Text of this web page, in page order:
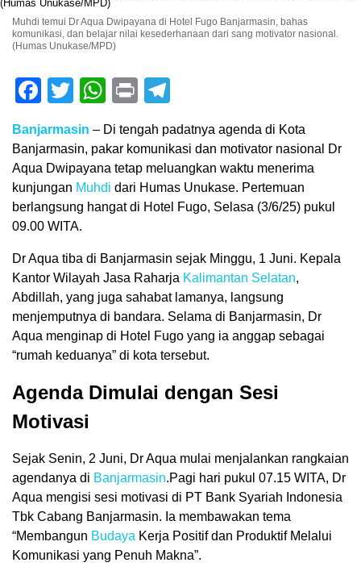
Muhdi temui Dr Aqua Dwipayana di Hotel Fugo Banjarmasin, bahas
komunikasi, dan belajar nilai kesederhanaan dari sang motivator nasional.
(Humas Unukase/MPD)
Facebook
TwitterWhatsApp
Print
Banjarmasin – Di tengah padatnya agenda di Kota
Banjarmasin, pakar komunikasi dan motivator nasional Dr
Aqua Dwipayana tetap meluangkan waktu menerima
kunjungan Muhdi dari Humas Unukase. Pertemuan
berlangsung hangat di Hotel Fugo, Selasa (3/6/25) pukul
09.00 WITA.
Dr Aqua tiba di Banjarmasin sejak Minggu, 1 Juni. Kepala
Kantor Wilayah Jasa Raharja Kalimantan Selatan,
Abdillah, yang juga sahabat lamanya, langsung
menjemputnya di bandara. Selama di Banjarmasin, Dr
Aqua menginap di Hotel Fugo yang ia anggap sebagai
“rumah keduanya” di kota tersebut.
Agenda Dimulai dengan Sesi
Motivasi
Sejak Senin, 2 Juni, Dr Aqua mulai menjalankan rangkaian
agendanya di Banjarmasin.Pagi hari pukul 07.15 WITA, Dr
Aqua mengisi sesi motivasi di PT Bank Syariah Indonesia
Tbk Cabang Banjarmasin. Ia membawakan tema
“Membangun Budaya Kerja Positif dan Produktif Melalui
Komunikasi yang Penuh Makna”.